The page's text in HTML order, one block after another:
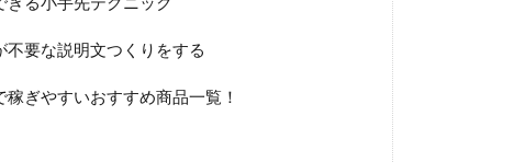
不要な説明文つくりをする
稼ぎやすいおすすめ商品一覧！